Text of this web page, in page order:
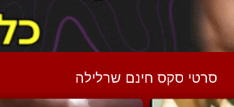
סרטי סקס חינם שרלילה